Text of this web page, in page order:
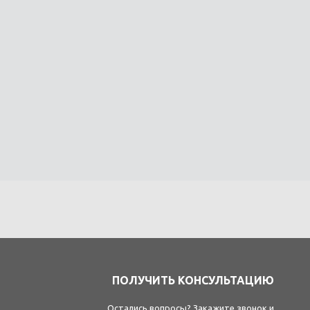
ПОЛУЧИТЬ КОНСУЛЬТАЦИЮ
Остались вопросы? Закажите звонок и